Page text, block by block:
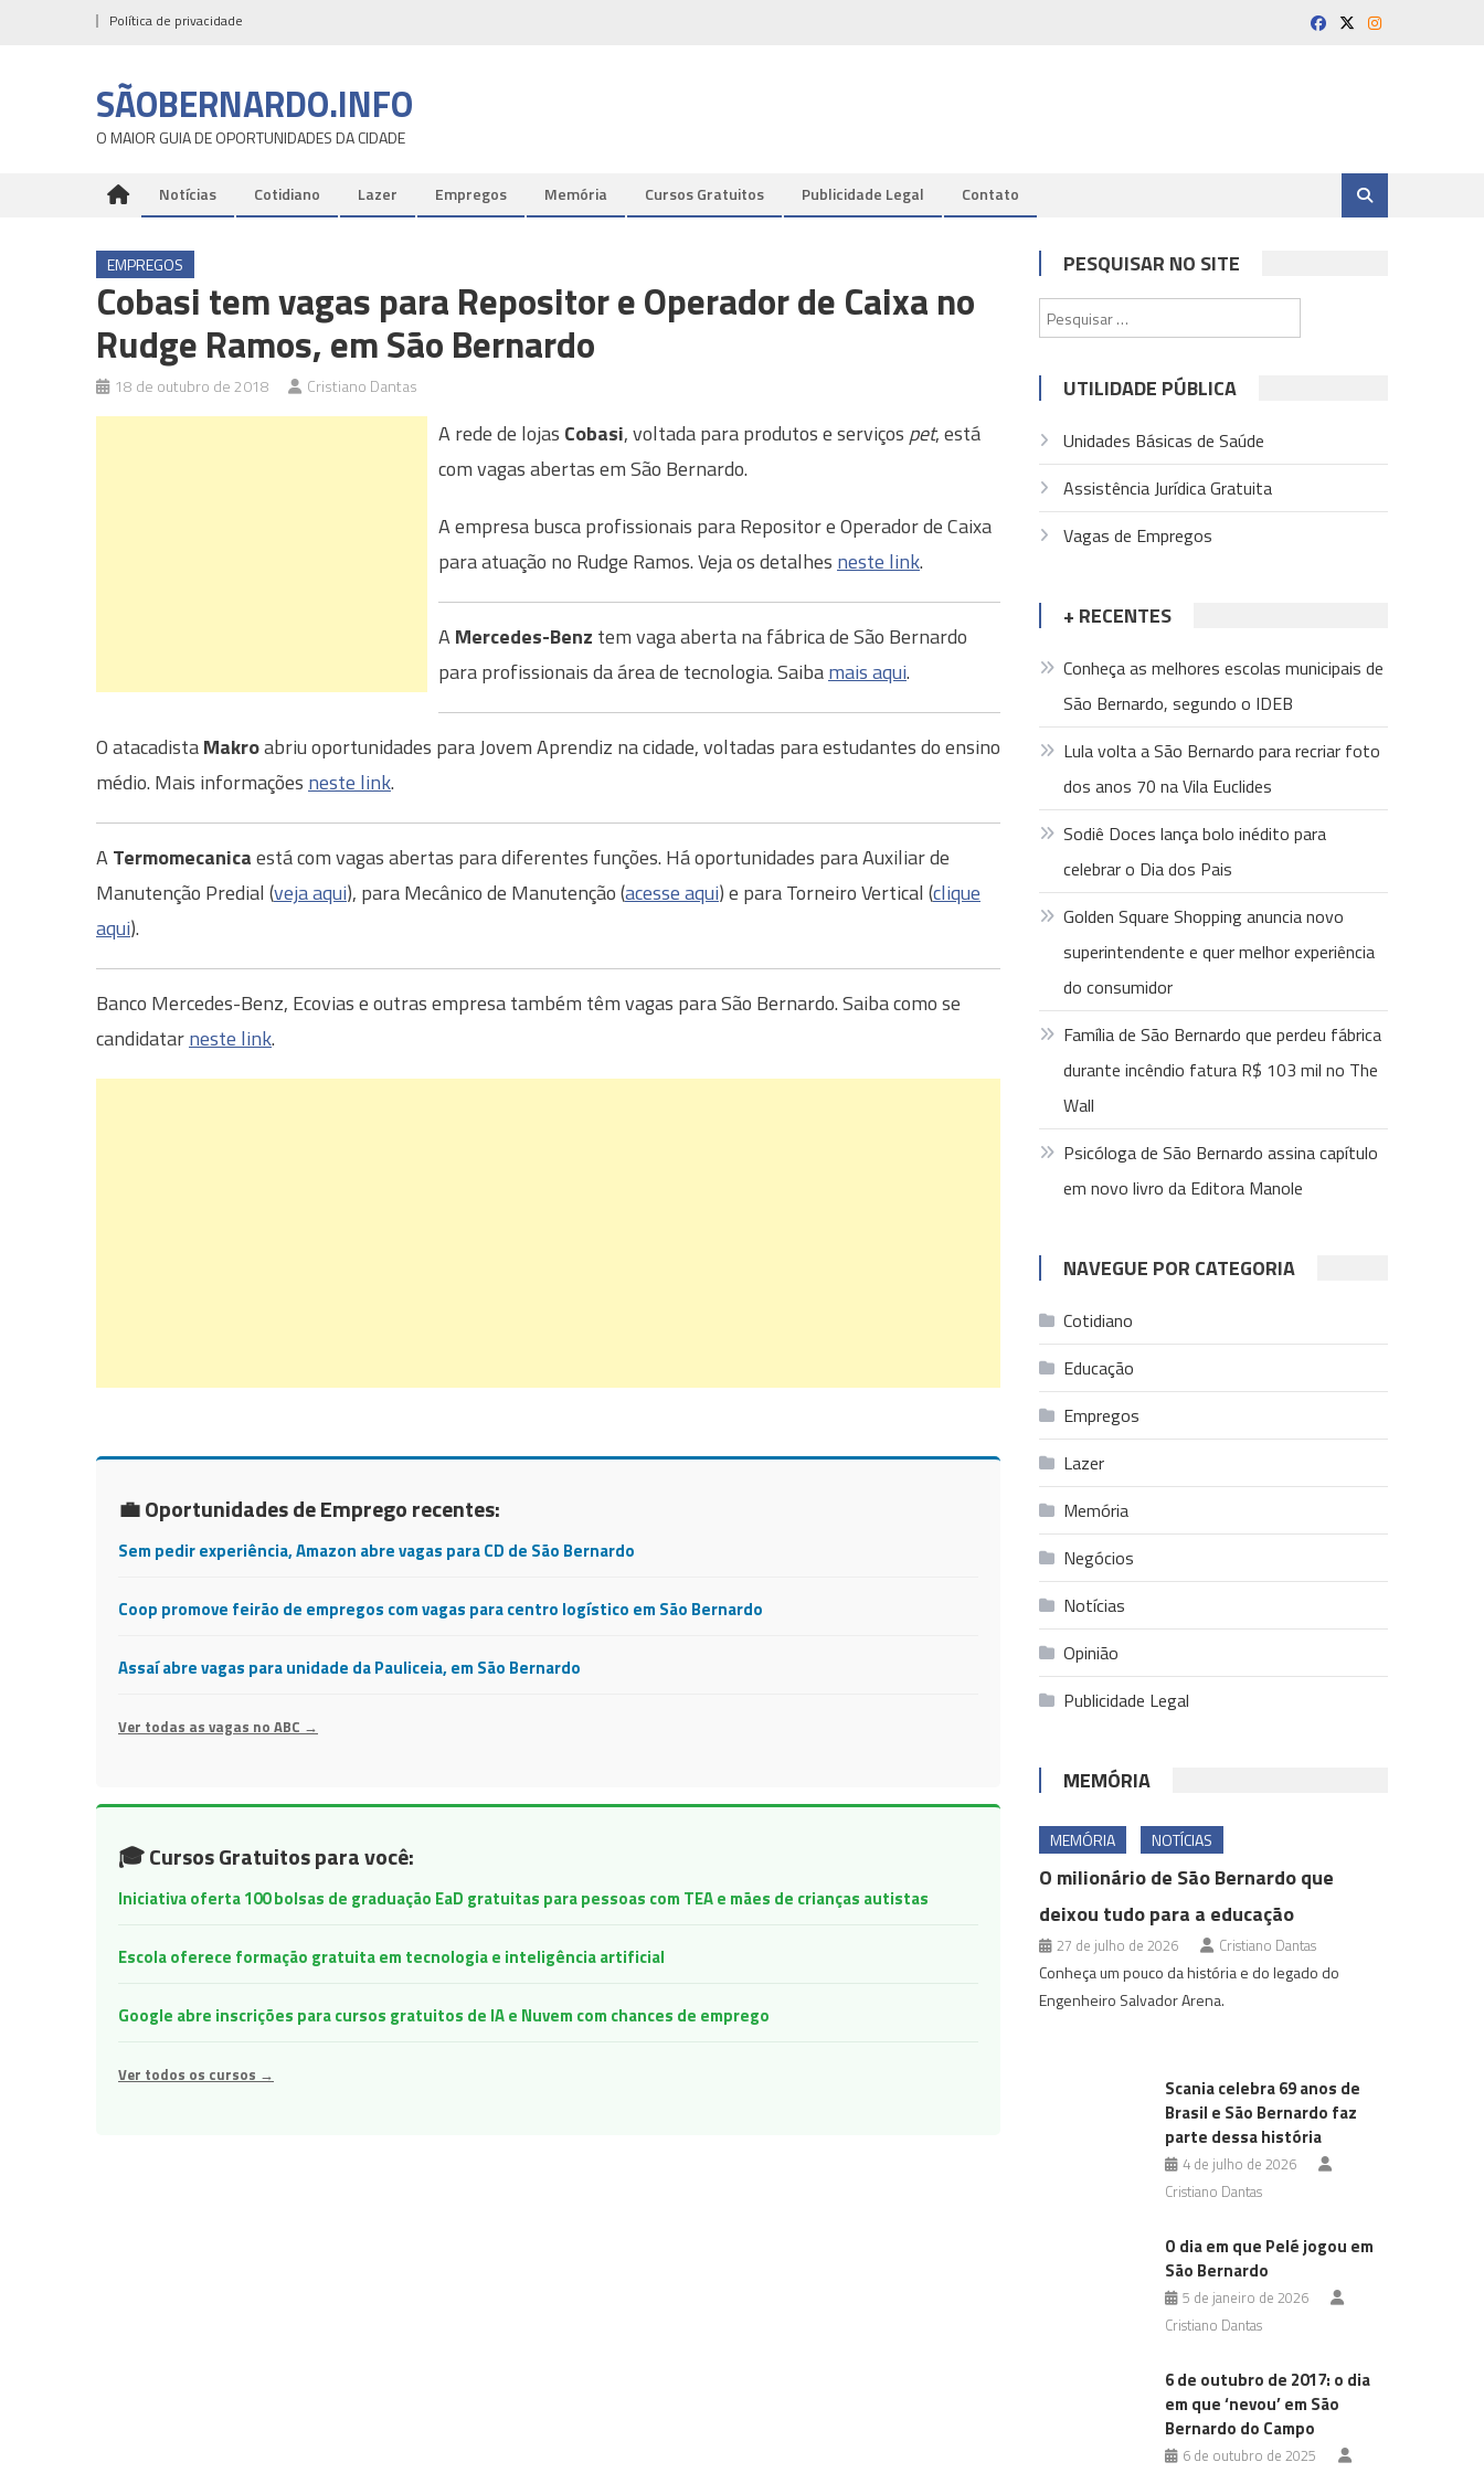
Política de privacidade
SÃOBERNARDO.INFO
O MAIOR GUIA DE OPORTUNIDADES DA CIDADE
Notícias Cotidiano Lazer Empregos Memória Cursos Gratuitos Publicidade Legal Contato
EMPREGOS
Cobasi tem vagas para Repositor e Operador de Caixa no
Rudge Ramos, em São Bernardo
18 de outubro de 2018 Cristiano Dantas
A rede de lojas Cobasi, voltada para produtos e serviços pet, está
com vagas abertas em São Bernardo.
A empresa busca profissionais para Repositor e Operador de Caixa
para atuação no Rudge Ramos. Veja os detalhes neste link.
AMercedes-Benz tem vaga aberta na fábrica de São Bernardo
para profissionais da área de tecnologia. Saibamais aqui.
O atacadistaMakroabriu oportunidades para Jovem Aprendiz na cidade, voltadas para estudantes do ensino
médio. Mais informações neste link.
ATermomecanicaestá com vagas abertas para diferentes funções. Há oportunidades para Auxiliar de
Manutenção Predial (veja aqui), para Mecânico de Manutenção (acesse aqui) e para Torneiro Vertical (clique
aqui).
Banco Mercedes-Benz, Ecovias e outras empresa também têm vagas para São Bernardo. Saiba como se
candidatarneste link.
💼 Oportunidades de Emprego recentes:
Sem pedir experiência, Amazon abre vagas para CD de São Bernardo
Coop promove feirão de empregos com vagas para centro logístico em São Bernardo
Assaí abre vagas para unidade da Pauliceia, em São Bernardo
Ver todas as vagas no ABC →
🎓 Cursos Gratuitos para você:
Iniciativa oferta 100 bolsas de graduação EaD gratuitas para pessoas com TEA e mães de crianças autistas
Escola oferece formação gratuita em tecnologia e inteligência artificial
Google abre inscrições para cursos gratuitos de IA e Nuvem com chances de emprego
Ver todos os cursos →
PESQUISAR NO SITE
por:
UTILIDADE PÚBLICA
Unidades Básicas de Saúde
Assistência Jurídica Gratuita
Vagas de Empregos
+ RECENTES
Conheça as melhores escolas municipais de
São Bernardo, segundo o IDEB
Lula volta a São Bernardo para recriar foto
dos anos 70 na Vila Euclides
Sodiê Doces lança bolo inédito para
celebrar o Dia dos Pais
Golden Square Shopping anuncia novo
superintendente e quer melhor experiência
do consumidor
Família de São Bernardo que perdeu fábrica
durante incêndio fatura R$ 103 mil no The
Wall
Psicóloga de São Bernardo assina capítulo
em novo livro da Editora Manole
NAVEGUE POR CATEGORIA
Cotidiano
Educação
Empregos
Lazer
Memória
Negócios
Notícias
Opinião
Publicidade Legal
MEMÓRIA
MEMÓRIA NOTÍCIAS
O milionário de São Bernardo que
deixou tudo para a educação
27 de julho de 2026 Cristiano Dantas
Conheça um pouco da história e do legado do
Engenheiro Salvador Arena.
Scania celebra 69 anos de
Brasil e São Bernardo faz
parte dessa história
4 de julho de 2026
Cristiano Dantas
O dia em que Pelé jogou em
São Bernardo
5 de janeiro de 2026
Cristiano Dantas
6 de outubro de 2017: o dia
em que ‘nevou’ em São
Bernardo do Campo
6 de outubro de 2025